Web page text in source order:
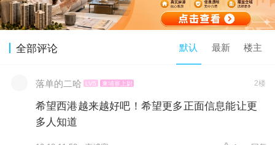
全部评论 默认 最新 楼主
落单的二哈 LV5 柬埔寨上尉 2楼
希望西港越来越好吧！希望更多正面信息能让更
多人知道